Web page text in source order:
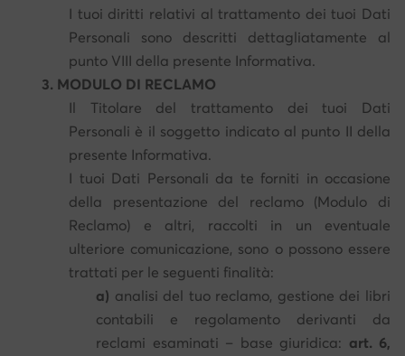
I tuoi diritti relativi al trattamento dei tuoi Dati
Personali sono descritti dettagliatamente al
punto VIII della presente Informativa.
3. MODULO DI RECLAMO
Il Titolare del trattamento dei tuoi Dati
Personali è il soggetto indicato al punto II della
presente Informativa.
I tuoi Dati Personali da te forniti in occasione
della presentazione del reclamo (Modulo di
Reclamo) e altri, raccolti in un eventuale
ulteriore comunicazione, sono o possono essere
trattati per le seguenti finalità:
a) analisi del tuo reclamo, gestione dei libri
contabili e regolamento derivanti da
reclami esaminati – base giuridica: art. 6,